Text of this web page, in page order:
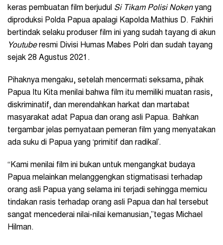
keras pembuatan film berjudul Si Tikam Polisi Nokenyang
diproduksi Polda Papua apalagi Kapolda Mathius D. Fakhiri
bertindak selaku produser film ini yang sudah tayang di akun
Youtuberesmi Divisi Humas Mabes Polri dan sudah tayang
sejak 28 Agustus 2021.
Pihaknya mengaku, setelah mencermati seksama, pihak
Papua Itu Kita menilai bahwa film itu memiliki muatan rasis,
diskriminatif, dan merendahkan harkat dan martabat
masyarakat adat Papua dan orang asli Papua. Bahkan
tergambar jelas pernyataan pemeran film yang menyatakan
ada suku di Papua yang ‘primitif dan radikal’.
“Kami menilai film ini bukan untuk mengangkat budaya
Papua melainkan melanggengkan stigmatisasi terhadap
orang asli Papua yang selama ini terjadi sehingga memicu
tindakan rasis terhadap orang asli Papua dan hal tersebut
sangat mencederai nilai-nilai kemanusian,”tegas Michael
Hilman.